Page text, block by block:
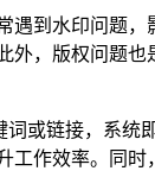
遇到水印问题
外，版权问题
或链接，系统
作效率。同时